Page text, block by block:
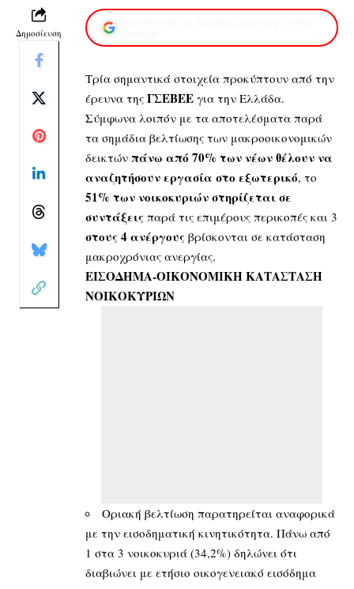
Δημοσίευση
Τρία σημαντικά στοιχεία προκύπτουν από την
έρευνα της ΓΣΕΒΕΕ για την Ελλάδα.
Σύμφωνα λοιπόν με τα αποτελέσματα παρά
τα σημάδια βελτίωσης των μακροοικονομικών
δεικτών πάνω από 70% των νέων θέλουν να
αναζητήσουν εργασία στο εξωτερικό, το
51% των νοικοκυριών στηρίζεται σε
συντάξεις παρά τις επιμέρους περικοπές και 3
στους 4 ανέργους βρίσκονται σε κατάσταση
μακροχρόνιας ανεργίας.
ΕΙΣΟΔΗΜΑ-ΟΙΚΟΝΟΜΙΚΗ ΚΑΤΑΣΤΑΣΗ
ΝΟΙΚΟΚΥΡΙΩΝ
Οριακή βελτίωση παρατηρείται αναφορικά
με την εισοδηματική κινητικότητα. Πάνω από
1 στα 3 νοικοκυριά (34,2%) δηλώνει ότι
διαβιώνει με ετήσιο οικογενειακό εισόδημα